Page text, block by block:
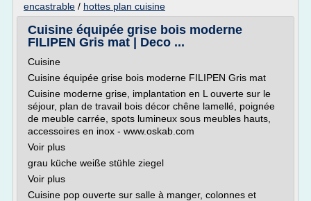
encastrable / hottes plan cuisine
Cuisine équipée grise bois moderne
FILIPEN Gris mat | Deco ...
Cuisine
Cuisine équipée grise bois moderne FILIPEN Gris mat
Cuisine moderne grise, implantation en L ouverte sur le
séjour, plan de travail bois décor chêne lamellé, poignée
de meuble carrée, spots lumineux sous meubles hauts,
accessoires en inox - www.oskab.com
Voir plus
grau küche weiße stühle ziegel
Voir plus
Cuisine pop ouverte sur salle à manger, colonnes et